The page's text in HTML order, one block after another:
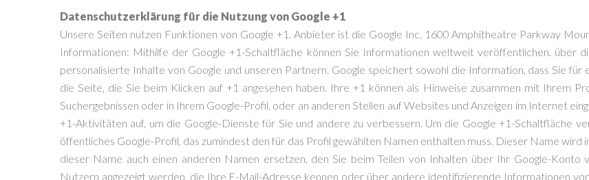
Datenschutzerklärung für die Nutzung von Google +1
Unsere Seiten nutzen Funktionen von Google +1. Anbieter ist die Google Inc. 1600 Amphitheatre Parkway
Informationen: Mithilfe der Google +1-Schaltfläche können Sie Informationen weltweit veröffentlichen. über
personalisierte Inhalte von Google und unseren Partnern. Google speichert sowohl die Information, dass Sie
die Seite, die Sie beim Klicken auf +1 angesehen haben. Ihre +1 können als Hinweise zusammen mit Ihrem
Suchergebnissen oder in Ihrem Google-Profil, oder an anderen Stellen auf Websites und Anzeigen im Internet
+1-Aktivitäten auf, um die Google-Dienste für Sie und andere zu verbessern. Um die Google +1-Schaltfläche
öffentliches Google-Profil, das zumindest den für das Profil gewählten Namen enthalten muss. Dieser Name wird
dieser Name auch einen anderen Namen ersetzen, den Sie beim Teilen von Inhalten über Ihr Google-
Nutzern angezeigt werden, die Ihre E-Mail-Adresse kennen oder über andere identifizierende Informationen